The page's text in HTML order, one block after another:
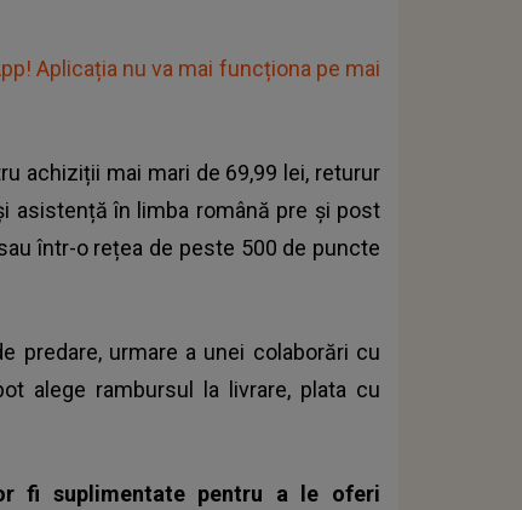
Aplicația nu va mai funcționa pe mai
achiziții mai mari de 69,99 lei, returur
asistență în limba română pre și post
într-o rețea de peste 500 de puncte
predare, urmare a unei colaborări cu
alege rambursul la livrare, plata cu
fi suplimentate pentru a le oferi